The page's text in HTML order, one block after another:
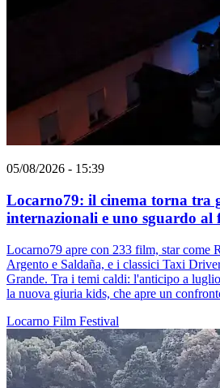
05/08/2026 - 15:39
Locarno79: il cinema torna tra
internazionali e uno sguardo al
Locarno79 apre con 233 film, star come
Argento e Saldaña, e i classici Taxi
Grande. Tra i temi caldi: l'anticipo a
la nuova giuria kids, che apre un
Locarno Film Festival